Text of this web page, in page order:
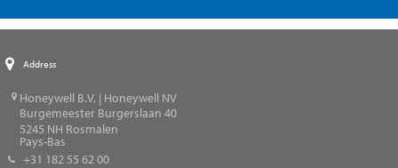
Address
Honeywell B.V. | Honeywell NV
Burgemeester Burgerslaan 40
5245 NH Rosmalen
Pays-Bas
+31 182 55 62 00